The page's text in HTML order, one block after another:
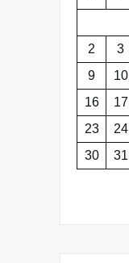
2
3
9
10
16
17
23
24
30
31